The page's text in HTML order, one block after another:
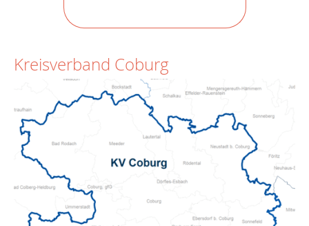
Kreisverband Coburg